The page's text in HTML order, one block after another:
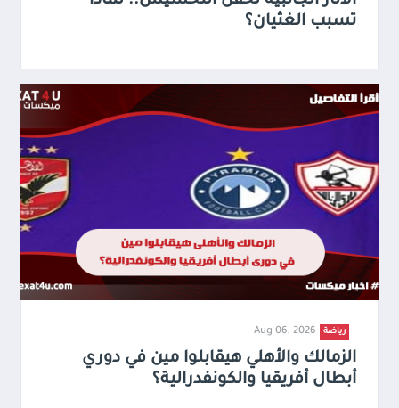
تسبب الغثيان؟
رياضة Aug 06, 2026
الزمالك والأهلي هيقابلوا مين في دوري
أبطال أفريقيا والكونفدرالية؟